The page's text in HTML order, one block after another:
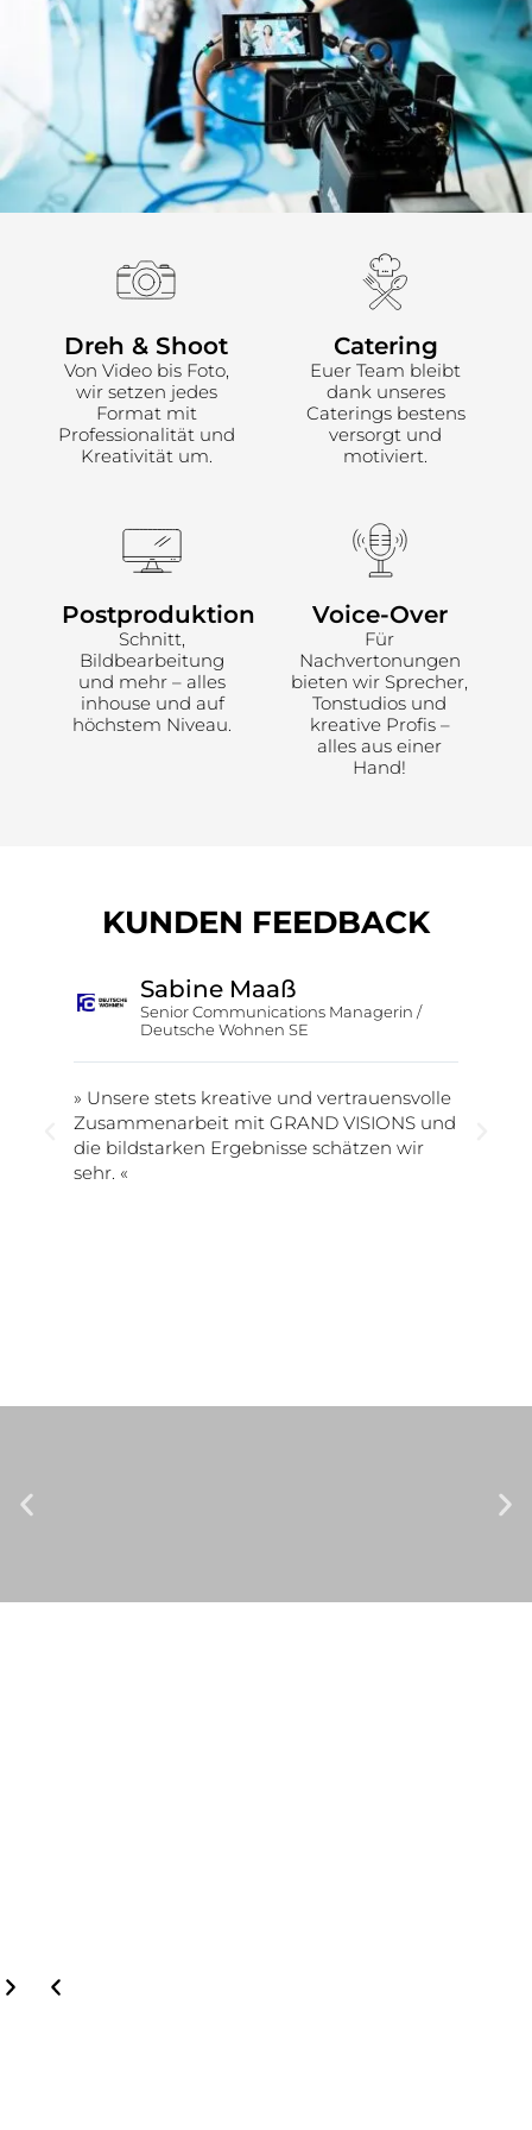
Dreh & Shoot
Von Video bis Foto,
wir setzen jedes
Format mit
Professionalität und
Kreativität um.
Catering
Euer Team bleibt
dank unseres
Caterings bestens
versorgt und
motiviert.
Postproduktion
Schnitt,
Bildbearbeitung
und mehr – alles
inhouse und auf
höchstem Niveau.
Voice-Over
Für
Nachvertonungen
bieten wir Sprecher,
Tonstudios und
kreative Profis –
alles aus einer
Hand!
KUNDEN FEEDBACK
Sabine Maaß
Senior Communications Managerin /
Deutsche Wohnen SE
» Unsere stets kreative und vertrauensvolle
Zusammenarbeit mit GRAND VISIONS und
die bildstarken Ergebnisse schätzen wir
sehr. «